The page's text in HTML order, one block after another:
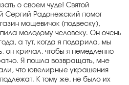
о своем чуде! Святой
Сергий Радонежский помог
мощевичок (подвеску),
молодому человеку. Он очень
а тут, когда я подарила, мы
он кричал, чтобы я немедленно
Я пошла возвращать, мне
что ювелирные украшения
К тому же, не было их